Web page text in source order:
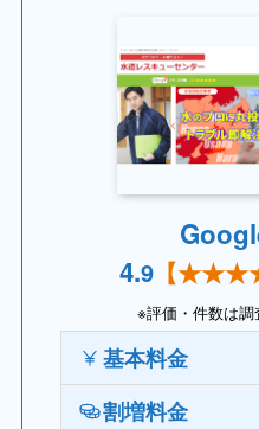
4.9【
※評価・件数は調
基本料金
割増料金